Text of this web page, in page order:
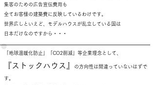
集客のための広告宣伝費用も
全てお客様の建築費に反映しているわけです。
世界広しといえど、モデルハウスが乱立している国は
日本だけなのですから・・・
「地球温暖化防止」「CO2削減」等企業理念として、
『ストックハウス』 の方向性は間違っていないはずで
す。